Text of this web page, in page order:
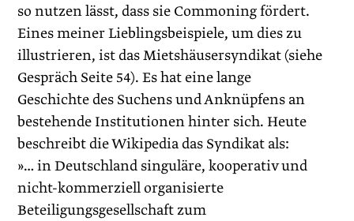
so nutzen lässt, dass sie Commoning fördert.
Eines meiner Lieblingsbeispiele, um dies zu
illustrieren, ist das Mietshäusersyndikat (siehe
Gespräch Seite 54). Es hat eine lange
Geschichte des Suchens und Anknüpfens an
bestehende Institutionen hinter sich. Heute
beschreibt die Wikipedia das Syndikat als:
»… in Deutschland singuläre, kooperativ und
nicht-kommerziell organisierte
Beteiligungsgesellschaft zum